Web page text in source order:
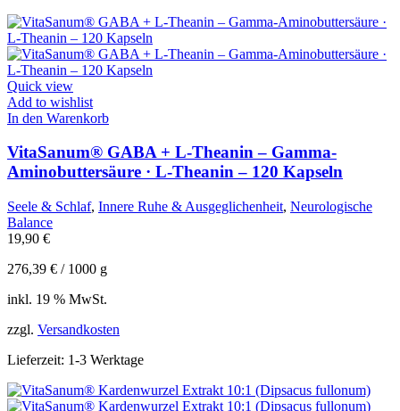
Quick view
Add to wishlist
In den Warenkorb
VitaSanum® GABA + L-Theanin – Gamma-
Aminobuttersäure · L-Theanin – 120 Kapseln
Seele & Schlaf, Innere Ruhe & Ausgeglichenheit, Neurologische
Balance
19,90 €
276,39 € / 1000 g
inkl. 19 % MwSt.
zzgl. Versandkosten
Lieferzeit: 1-3 Werktage